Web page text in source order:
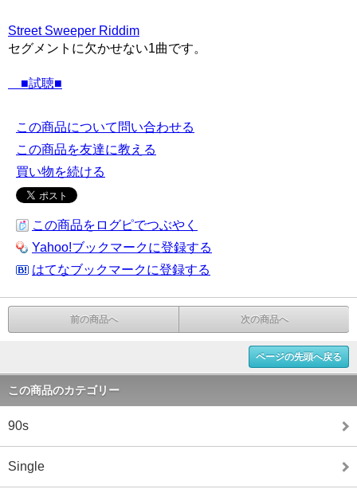
Street Sweeper Riddim
セグメントに欠かせない1曲です。
■試聴■
この商品について問い合わせる
この商品を友達に教える
買い物を続ける
この商品をログピでつぶやく
Yahoo!ブックマークに登録する
はてなブックマークに登録する
前の商品へ 次の商品へ
ページの先頭へ戻る
この商品のカテゴリー
90s
Single